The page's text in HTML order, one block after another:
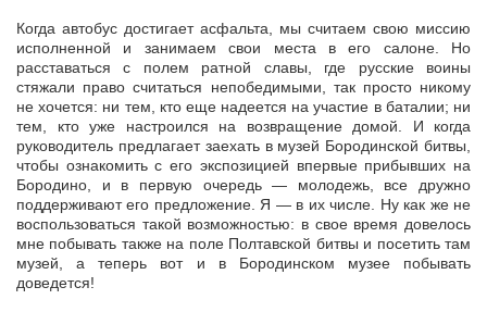
Когда автобус достигает асфальта, мы считаем свою миссию
исполненной и занимаем свои места в его салоне. Но
расставаться с полем ратной славы, где русские воины
стяжали право считаться непобедимыми, так просто никому
не хочется: ни тем, кто еще надеется на участие в баталии; ни
тем, кто уже настроился на возвращение домой. И когда
руководитель предлагает заехать в музей Бородинской битвы,
чтобы ознакомить с его экспозицией впервые прибывших на
Бородино, и в первую очередь — молодежь, все дружно
поддерживают его предложение. Я — в их числе. Ну как же не
воспользоваться такой возможностью: в свое время довелось
мне побывать также на поле Полтавской битвы и посетить там
музей, а теперь вот и в Бородинском музее побывать
доведется!